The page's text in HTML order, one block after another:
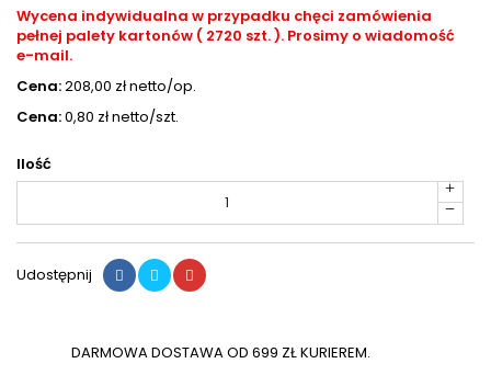
Wycena indywidualna w przypadku chęci zamówienia
pełnej palety kartonów ( 2720 szt. ). Prosimy o wiadomość
e-mail.
Cena:208,00 zł netto/op.
Cena:0,80 zł netto/szt.
Ilość
Udostępnij
DARMOWA DOSTAWA OD 699 ZŁ KURIEREM.